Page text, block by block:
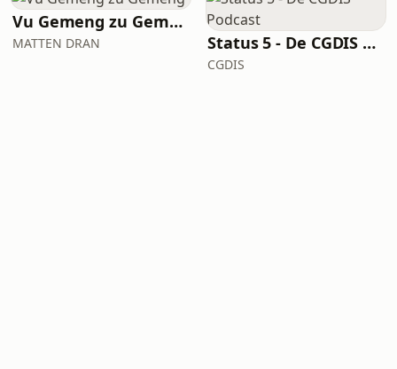
Vu Gemeng zu Gemeng
MATTEN DRAN Status 5 - De CGDIS Podcast
CGDIS